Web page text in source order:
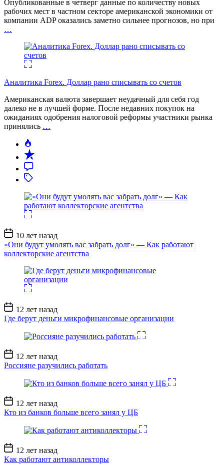
Опубликованные в четверг данные по количеству новых
рабочих мест в частном секторе американской экономики от
компании ADP оказались заметно сильнее прогнозов, но при
…
Аналитика Forex. Доллар рано списывать со счетов
Американская валюта завершает неудачный для себя год
далеко не в лучшей форме. После недавних покупок на
ожиданиях одобрения налоговой реформы участники рынка
принялись …
Дата
записи
10 лет назад
«Они будут умолять вас забрать долг» — Как работают
коллекторские агентства
Дата
записи
12 лет назад
Где берут деньги микрофинансовые организации
Дата
записи
12 лет назад
Россияне разучились работать
Дата
записи
12 лет назад
Кто из банков больше всего занял у ЦБ
Дата
записи
12 лет назад
Как работают антиколлекторы